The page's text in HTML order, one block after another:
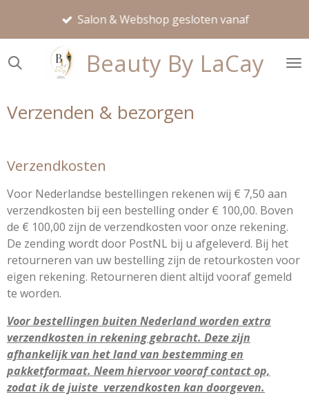
de
hoofdinhoud
Beauty By LaCay
Salon & Webshop gesloten vanaf
Verzenden & bezorgen
Verzendkosten
Voor Nederlandse bestellingen rekenen wij € 7,50 aan
verzendkosten bij een bestelling onder € 100,00. Boven
de € 100,00 zijn de verzendkosten voor onze rekening.
De zending wordt door PostNL bij u afgeleverd. Bij het
retourneren van uw bestelling zijn de retourkosten voor
eigen rekening. Retourneren dient altijd vooraf gemeld
te worden.
Voor bestellingen buiten Nederland worden extra
verzendkosten in rekening gebracht. Deze zijn
afhankelijk van het land van bestemming en
pakketformaat. Neem hiervoor vooraf contact op,
zodat ik de juiste verzendkosten kan doorgeven.